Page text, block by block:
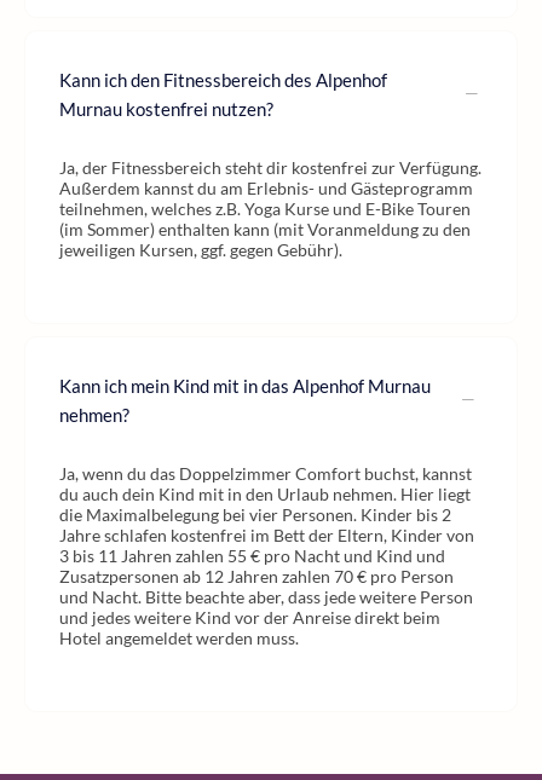
Kann ich den Fitnessbereich des Alpenhof
Murnau kostenfrei nutzen?
Ja, der Fitnessbereich steht dir kostenfrei zur Verfügung.
Außerdem kannst du am Erlebnis- und Gästeprogramm
teilnehmen, welches z.B. Yoga Kurse und E-Bike Touren
(im Sommer) enthalten kann (mit Voranmeldung zu den
jeweiligen Kursen, ggf. gegen Gebühr).
Kann ich mein Kind mit in das Alpenhof Murnau
nehmen?
Ja, wenn du das Doppelzimmer Comfort buchst, kannst
du auch dein Kind mit in den Urlaub nehmen. Hier liegt
die Maximalbelegung bei vier Personen. Kinder bis 2
Jahre schlafen kostenfrei im Bett der Eltern, Kinder von
3 bis 11 Jahren zahlen 55 € pro Nacht und Kind und
Zusatzpersonen ab 12 Jahren zahlen 70 € pro Person
und Nacht. Bitte beachte aber, dass jede weitere Person
und jedes weitere Kind vor der Anreise direkt beim
Hotel angemeldet werden muss.